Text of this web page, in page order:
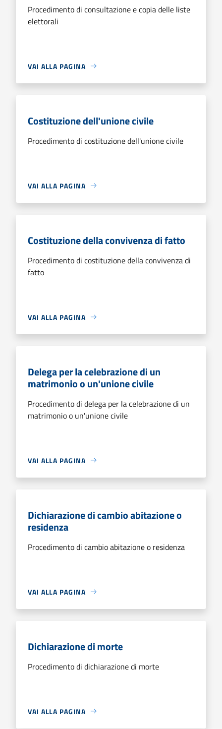
Procedimento di consultazione e copia delle liste
elettorali
VAI ALLA PAGINA
Costituzione dell'unione civile
Procedimento di costituzione dell'unione civile
VAI ALLA PAGINA
Costituzione della convivenza di fatto
Procedimento di costituzione della convivenza di
fatto
VAI ALLA PAGINA
Delega per la celebrazione di un
matrimonio o un'unione civile
Procedimento di delega per la celebrazione di un
matrimonio o un'unione civile
VAI ALLA PAGINA
Dichiarazione di cambio abitazione o
residenza
Procedimento di cambio abitazione o residenza
VAI ALLA PAGINA
Dichiarazione di morte
Procedimento di dichiarazione di morte
VAI ALLA PAGINA